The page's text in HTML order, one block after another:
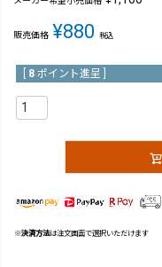
販売価格 ¥880 税込
8 ポイント進呈 ]
※決済方法は注文画面で選択いただけます